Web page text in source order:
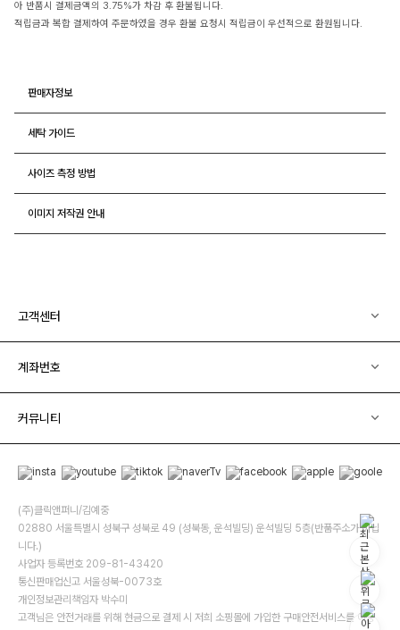
아 반품시 결제금액의 3.75%가 차감 후 환불됩니다.
적립금과 복합 결제하여 주문하였을 경우 환불 요청시 적립금이 우선적으로 환원됩니다.
판매자정보
세탁 가이드
사이즈 측정 방법
이미지 저작권 안내
고객센터
계좌번호
커뮤니티
(주)클릭앤퍼니/김예중
02880 서울특별시 성북구 성북로 49 (성북동, 운석빌딩) 운석빌딩 5층(반품주소가 아닙
니다.)
사업자 등록번호 209-81-43420
통신판매업신고 서울성북-0073호
개인정보관리책임자 박수미
고객님은 안전거래를 위해 현금으로 결제 시 저희 소핑몰에 가입한 구매안전서비스를 이용